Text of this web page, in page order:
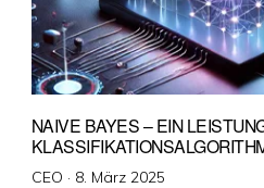
NAIVE BAYES – EIN
CEO · Veröffentlicht
8. März 2025